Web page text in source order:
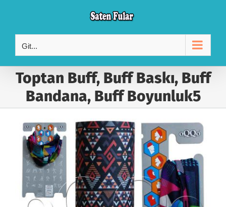
content
Git...
Toptan Buff, Buff Baskı, Buff
Bandana, Buff Boyunluk5